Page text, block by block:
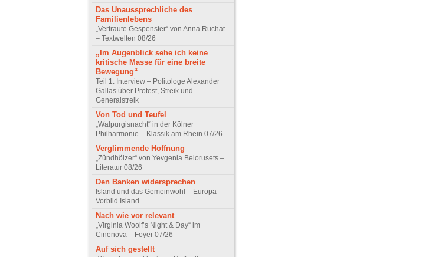
Das Unaussprechliche des
Familienlebens
„Vertraute Gespenster“ von Anna Ruchat
– Textwelten 08/26
„Im Augenblick sehe ich keine
kritische Masse für eine breite
Bewegung“
Teil 1: Interview – Politologe Alexander
Gallas über Protest, Streik und
Generalstreik
Von Tod und Teufel
„Walpurgisnacht“ in der Kölner
Philharmonie – Klassik am Rhein 07/26
Verglimmende Hoffnung
„Zündhölzer“ von Yevgenia Belorusets –
Literatur 08/26
Den Banken widersprechen
Island und das Gemeinwohl – Europa-
Vorbild Island
Nach wie vor relevant
„Virginia Woolf’s Night & Day“ im
Cinenova – Foyer 07/26
Auf sich gestellt